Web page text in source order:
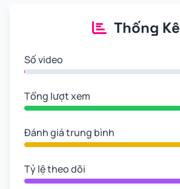
Thống Kê
Số video
Tổng lượt xem
Đánh giá trung bình
Tỷ lệ theo dõi